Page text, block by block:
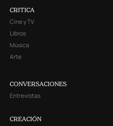
CRITICA
Cine y TV
Libros
Música
Arte
CONVERSACIONES
Entrevistas
CREACIÓN